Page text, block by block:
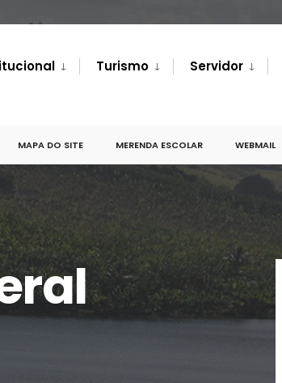
Turismo Servidor
MAPA DO SITE MERENDA ESCOLAR WEBMAIL